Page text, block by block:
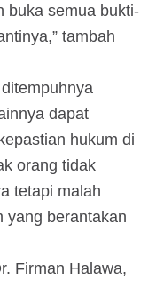
buka semua bukti-
tambah
dapat
hukum di
orang tidak
tetapi malah
yang berantakan
Firman Halawa,